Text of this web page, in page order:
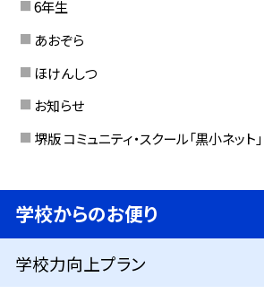
6年生
あおぞら
ほけんしつ
お知らせ
堺版 コミュニティ・スクール「黒小ネット」
学校からのお便り
学校力向上プラン